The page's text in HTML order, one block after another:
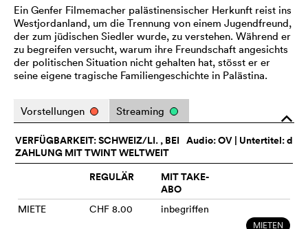
Ein Genfer Filmemacher palästinensischer Herkunft reist ins
Westjordanland, um die Trennung von einem Jugendfreund,
der zum jüdischen Siedler wurde, zu verstehen. Während er
zu begreifen versucht, warum ihre Freundschaft angesichts
der politischen Situation nicht gehalten hat, stösst er er
seine eigene tragische Familiengeschichte in Palästina.
o
Vorstellungen Streaming
Audio:OV | Untertitel: d
VERFÜGBARKEIT: SCHWEIZ/LI. , BEI
ZAHLUNG MIT TWINT WELTWEIT
REGULÄR
MIT TAKE-
ABO
MIETE CHF 8.00 inbegriffen
MIETEN